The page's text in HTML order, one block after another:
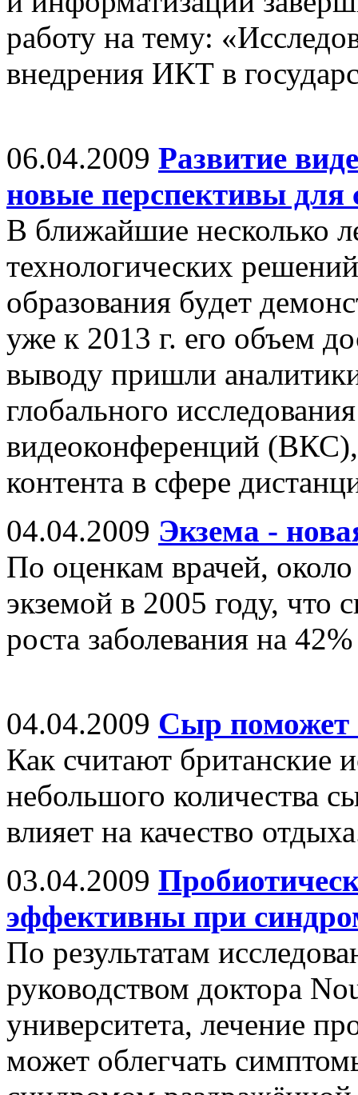
работу на тему:
внедрения ИКТ в
06.04.2009 Развитие
новые перспективы для
В ближайшие несколько
технологических
образования будет
уже к 2013 г. его объем
выводу пришли
глобального
видеоконференций
контента в сфере
04.04.2009 Экзема -
По оценкам врачей,
экземой в 2005 году, что
роста заболевания на
04.04.2009 Сыр поможет
Как считают британские
небольшого количества
влияет на качество
03.04.2009
эффективны при
По результатам
руководством доктора
университета, лечение
может облегчать